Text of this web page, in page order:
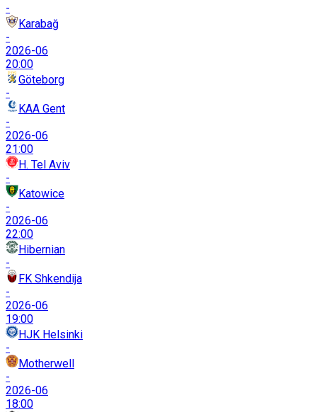
-
Karabağ
-
2026-06
20:00
Göteborg
-
KAA Gent
-
2026-06
21:00
H. Tel Aviv
-
Katowice
-
2026-06
22:00
Hibernian
-
FK Shkendija
-
2026-06
19:00
HJK Helsinki
-
Motherwell
-
2026-06
18:00